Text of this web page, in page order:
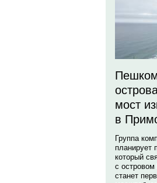
мост
в
Группа
планирует
который
с
станет